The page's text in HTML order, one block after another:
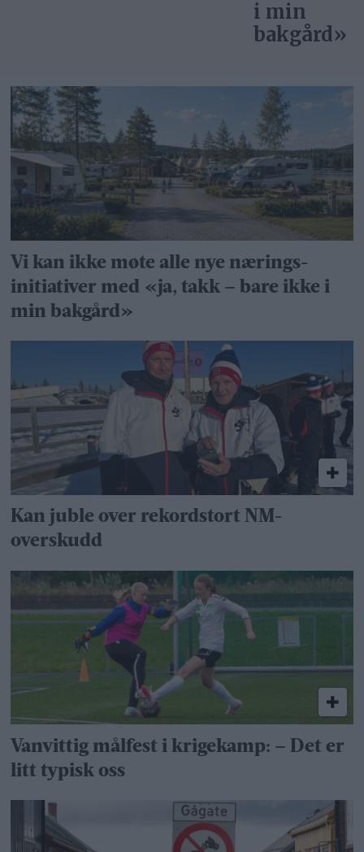
Vi kan ikke møte alle nye nærings­
initiativer med «ja, takk – bare ikke i
min bakgård»
Kan juble over rekordstort NM-
overskudd
Vanvittig målfest i krigekamp: – Det er
litt typisk oss